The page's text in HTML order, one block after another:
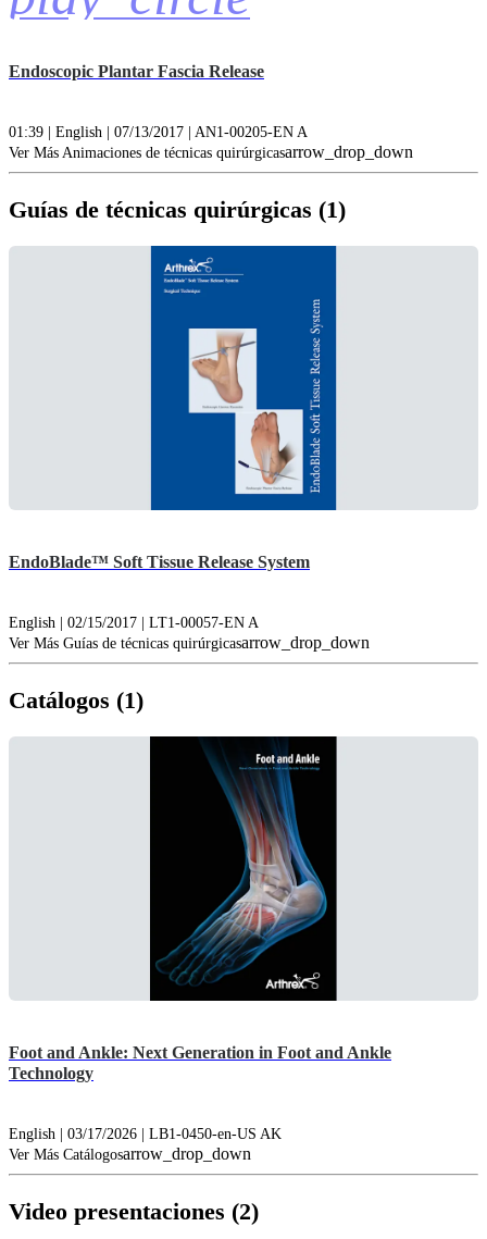
Endoscopic Plantar Fascia Release
01:39 | English | 07/13/2017 | AN1-00205-EN A
Ver Más Animaciones de técnicas quirúrgicasarrow_drop_down
Guías de técnicas quirúrgicas (1)
EndoBlade™ Soft Tissue Release System
English | 02/15/2017 | LT1-00057-EN A
Ver Más Guías de técnicas quirúrgicasarrow_drop_down
Catálogos (1)
Foot and Ankle: Next Generation in Foot and Ankle
Technology
English | 03/17/2026 | LB1-0450-en-US AK
Ver Más Catálogosarrow_drop_down
Video presentaciones (2)